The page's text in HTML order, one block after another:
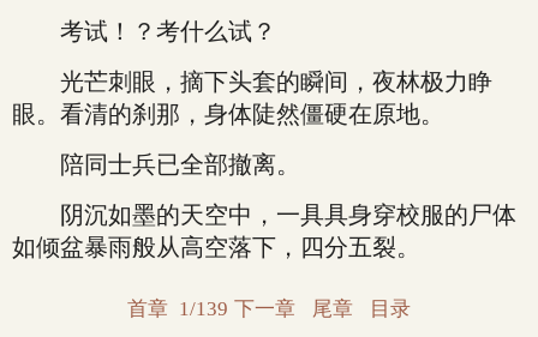
考试！？考什么试？
光芒刺眼，摘下头套的瞬间，夜林极力睁
眼。看清的刹那，身体陡然僵硬在原地。
陪同士兵已全部撤离。
阴沉如墨的天空中，一具具身穿校服的尸体
如倾盆暴雨般从高空落下，四分五裂。
首章 1/139 下一章 尾章 目录